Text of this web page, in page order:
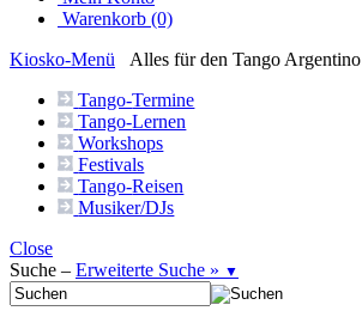
Warenkorb (0)
Kiosko-Menü
Alles für den Tango Argentino
Tango-Termine
Tango-Lernen
Workshops
Festivals
Tango-Reisen
Musiker/DJs
Close
Suche – Erweiterte Suche » ▼